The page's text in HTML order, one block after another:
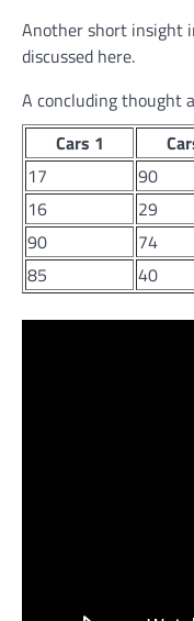
Another short insight
discussed here.
A concluding thought
Cars 1
17
90
16
29
90
74
85
40